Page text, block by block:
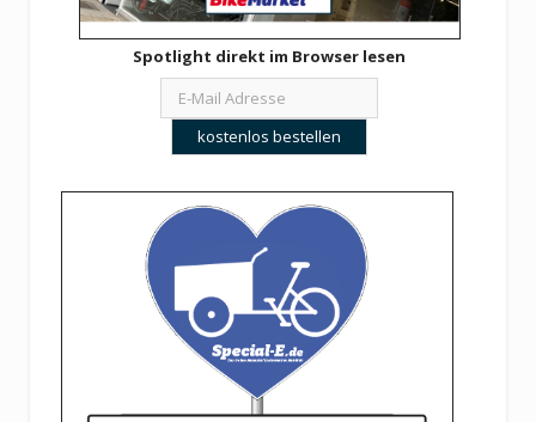
Spotlight direkt im Browser lesen